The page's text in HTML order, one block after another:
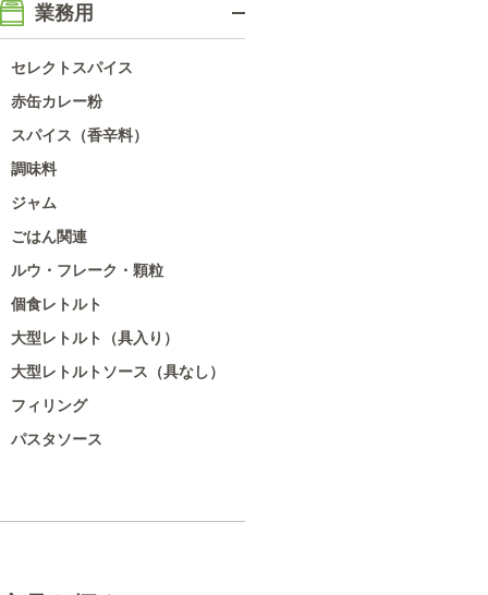
業務用
セレクトスパイス
赤缶カレー粉
スパイス（香辛料）
調味料
ジャム
ごはん関連
ルウ・フレーク・顆粒
個食レトルト
大型レトルト（具入り）
大型レトルトソース（具なし）
フィリング
パスタソース